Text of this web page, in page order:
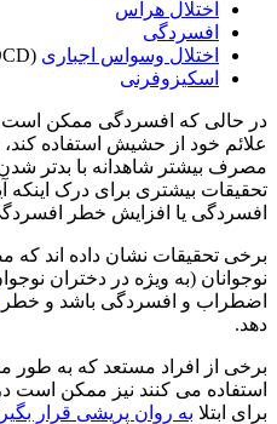
اختلال هراس
افسردگی
اختلال وسواس اجباری (OCD)
اسکیزوفرنی
در حالی که افسردگی ممکن
علائم خود از حشیش استفاده
مصرف بیشتر شاهدانه با بدتر
تحقیقات بیشتری برای درک
افسردگی یا افزایش خطر
برخی تحقیقات نشان داده اند که
نوجوانان (به ویژه در دختران
اضطراب و افسردگی باشد و خطر
دهد.
برخی از افراد مستعد که به طور
استفاده می کنند نیز ممکن است
برای ابتلا به روان پریشی قرار